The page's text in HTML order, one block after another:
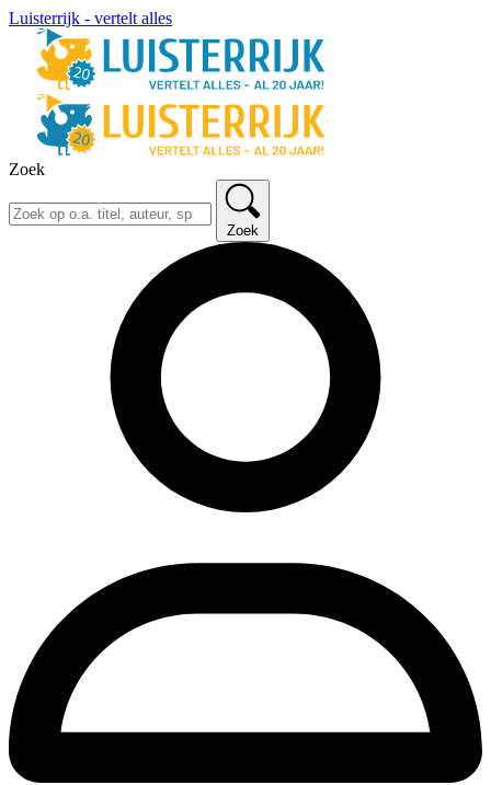
Luisterrijk - vertelt alles
Zoek
Zoek